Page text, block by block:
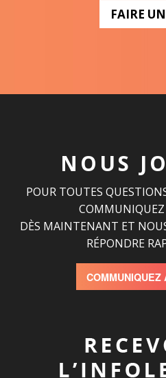
FAIRE
NOUS
POUR TOUTES
COMMUNIQUEZ
DÈS MAINTENANT ET
RÉPONDRE
COMMUNIQUEZ